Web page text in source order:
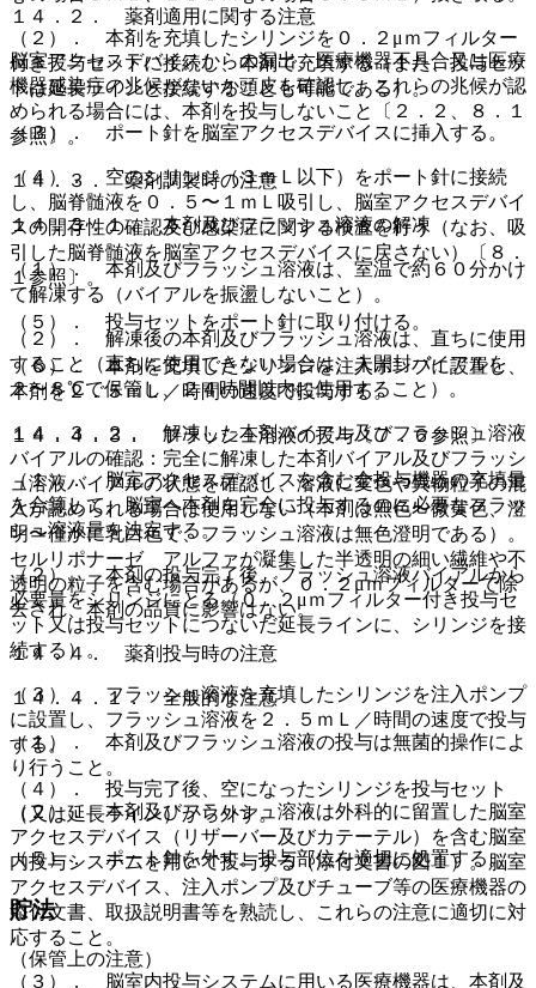
（２）． 本剤を充填したシリンジを０．２μｍフィルター
付き投与セットに接続し、本剤で充填する（また、投与セッ
トは延長ラインと接続することも可能である）。
（３）． ポート針を脳室アクセスデバイスに挿入する。
（４）． 空のシリンジ（３ｍＬ以下）をポート針に接続
し、脳脊髄液を０．５〜１ｍＬ吸引し、脳室アクセスデバイ
スの開存性の確認及び感染症に関する検査を行う（なお、吸
引した脳脊髄液を脳室アクセスデバイスに戻さない）〔８．
１参照〕。
（５）． 投与セットをポート針に取り付ける。
（６）． 本剤を充填したシリンジを注入ポンプに設置し、
本剤を２．５ｍＬ／時間の速度で投与する。
１４．４．３． フラッシュ溶液の投与〔７．６参照〕
（１）． 脳室アクセスデバイスを含む全投与機器の充填量
を合算して、脳室へ本剤を完全に投与するのに必要なフラッ
シュ溶液量を決定する。
（２）． 本剤の投与完了後、フラッシュ溶液バイアルから
必要量をシリンジにとる（０．２μｍフィルター付き投与セ
ット又は投与セットにつないだ延長ラインに、シリンジを接
続する）。
（３）． フラッシュ溶液を充填したシリンジを注入ポンプ
に設置し、フラッシュ溶液を２．５ｍＬ／時間の速度で投与
する。
（４）． 投与完了後、空になったシリンジを投与セット
（又は延長ライン）から外す。
（５）． ポート針を外す。投与部位を適切に処置する。
貯法
（保管上の注意）
１４．２． 薬剤適用に関する注意
脳室アクセスデバイスからの漏出、医療機器不具合又は医療
機器感染症の兆候がないか頭皮を確認し、これらの兆候が認
められる場合には、本剤を投与しないこと〔２．２、８．１
参照〕。
１４．３． 薬剤調製時の注意
１４．３．１． 本剤及びフラッシュ溶液の解凍
（１）． 本剤及びフラッシュ溶液は、室温で約６０分かけ
て解凍する（バイアルを振盪しないこと）。
（２）． 解凍後の本剤及びフラッシュ溶液は、直ちに使用
すること（直ちに使用できない場合は、未開封バイアルを
２〜８℃で保管し、２４時間以内に使用すること）。
１４．３．２． 解凍した本剤バイアル及びフラッシュ溶液
バイアルの確認：完全に解凍した本剤バイアル及びフラッシ
ュ溶液バイアルの状態を確認し、溶液に変色や異物粒子の混
入が認められる場合は使用しない（本剤は無色〜微黄色、澄
明〜僅かに乳白色で、フラッシュ溶液は無色澄明である）。
セルリポナーゼ アルファが凝集した半透明の細い繊維や不
透明の粒子を含む場合があるが、０．２μｍフィルターで除
去され、本剤の品質に影響はない。
１４．４． 薬剤投与時の注意
１４．４．１． 全般的な注意
（１）． 本剤及びフラッシュ溶液の投与は無菌的操作によ
り行うこと。
（２）． 本剤及びフラッシュ溶液は外科的に留置した脳室
アクセスデバイス（リザーバー及びカテーテル）を含む脳室
内投与システムを用いて投与する（添付文書の図１）。脳室
アクセスデバイス、注入ポンプ及びチューブ等の医療機器の
添付文書、取扱説明書等を熟読し、これらの注意に適切に対
応すること。
（３）． 脳室内投与システムに用いる医療機器は、本剤及